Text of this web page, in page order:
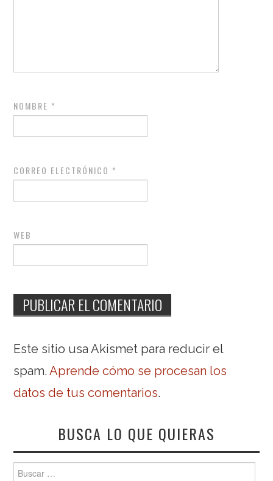
NOMBRE *
CORREO ELECTRÓNICO *
WEB
Este sitio usa Akismet para reducir el
spam.Aprende cómo se procesan los
datos de tus comentarios.
BUSCA LO QUE QUIERAS
Buscar: